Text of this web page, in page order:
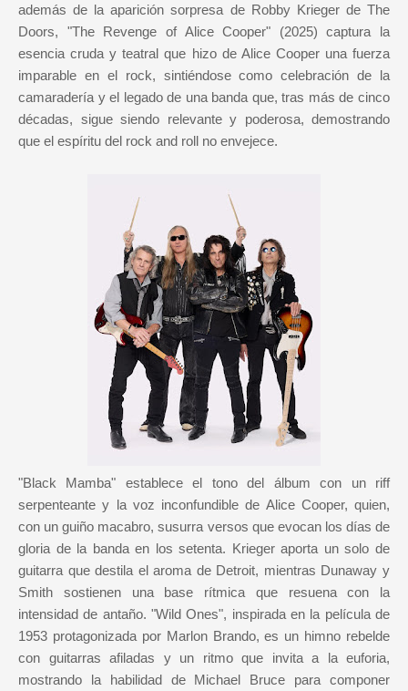
además de la aparición sorpresa de Robby Krieger de The
Doors, "The Revenge of Alice Cooper" (2025) captura la
esencia cruda y teatral que hizo de Alice Cooper una fuerza
imparable en el rock, sintiéndose como celebración de la
camaradería y el legado de una banda que, tras más de cinco
décadas, sigue siendo relevante y poderosa, demostrando
que el espíritu del rock and roll no envejece.
"Black Mamba" establece el tono del álbum con un riff
serpenteante y la voz inconfundible de Alice Cooper, quien,
con un guiño macabro, susurra versos que evocan los días de
gloria de la banda en los setenta. Krieger aporta un solo de
guitarra que destila el aroma de Detroit, mientras Dunaway y
Smith sostienen una base rítmica que resuena con la
intensidad de antaño. "Wild Ones", inspirada en la película de
1953 protagonizada por Marlon Brando, es un himno rebelde
con guitarras afiladas y un ritmo que invita a la euforia,
mostrando la habilidad de Michael Bruce para componer